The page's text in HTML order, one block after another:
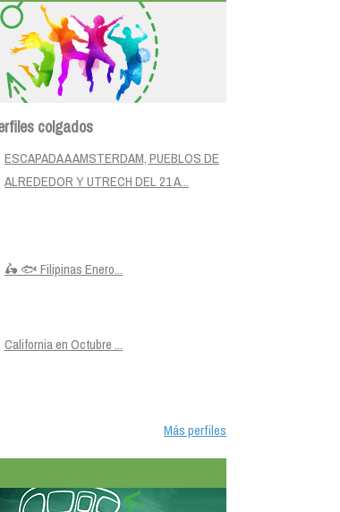
colgados
ESCAPADA A AMSTERDAM, PUEBLOS DE
ALREDEDOR Y UTRECH DEL 21 A...
🛵 🐟 Filipinas Enero...
California en Octubre ...
Más perfiles